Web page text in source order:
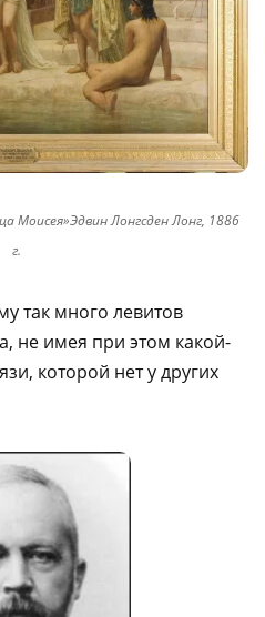
Моисея»Эдвин Лонгсден Лонг, 1886
г.
так много левитов
не имея при этом какой-
которой нет у других